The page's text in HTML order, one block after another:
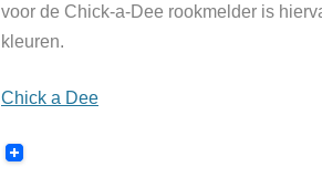
voor de Chick-a-Dee rookmelder is
kleuren.
Chick a Dee